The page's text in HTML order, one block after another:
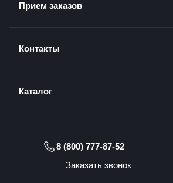
Прием заказов
Контакты
Каталог
8 (800) 777-87-52
Заказать звонок